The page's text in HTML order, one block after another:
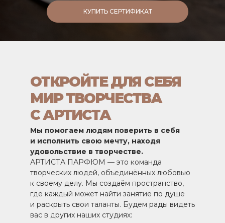
КУПИТЬ СЕРТИФИКАТ
ОТКРОЙТЕ ДЛЯ СЕБЯ
МИР ТВОРЧЕСТВА
С АРТИСТА
Мы помогаем людям поверить в себя
и исполнить свою мечту, находя
удовольствие в творчестве.
АРТИСТА ПАРФЮМ — это команда
творческих людей, объединённых любовью
к своему делу. Мы создаём пространство,
где каждый может найти занятие по душе
и раскрыть свои таланты. Будем рады видеть
вас в других наших студиях: